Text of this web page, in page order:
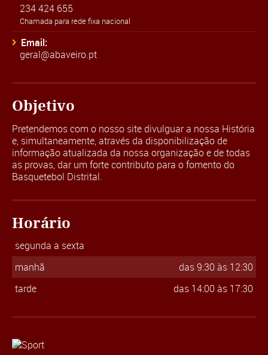
234 424 655
Chamada para rede fixa nacional
Email:
geral@abaveiro.pt
Objetivo
Pretendemos com o nosso site divulguar a nossa História
e, simultaneamente, através da disponibilização de
informação atualizada da nossa organização e de todas
as provas, dar um forte contributo para o fomento do
Basquetebol Distrital.
Horário
segunda a sexta
manhã
das 9:30 às 12:30
tarde
das 14:00 às 17:30